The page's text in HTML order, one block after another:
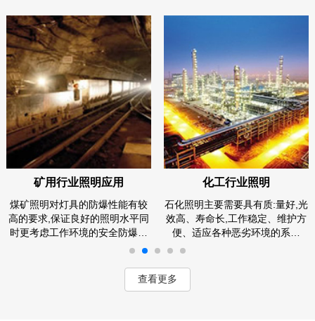
矿用行业照明应用
煤矿照明对灯具的防爆性能有较
高的要求,保证良好的照明水平同
时更考虑工作环境的安全防爆…
化工行业照明
石化照明主要需要具有质:量好,光
效高、寿命长,工作稳定、维护方
便、适应各种恶劣环境的系…
查看更多